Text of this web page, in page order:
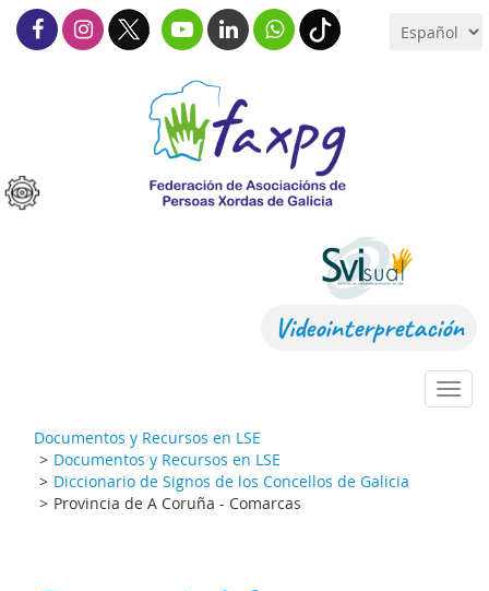
Videointerpretación
Documentos y Recursos en LSE
Documentos y Recursos en LSE
Diccionario de Signos de los Concellos de Galicia
Provincia de A Coruña - Comarcas